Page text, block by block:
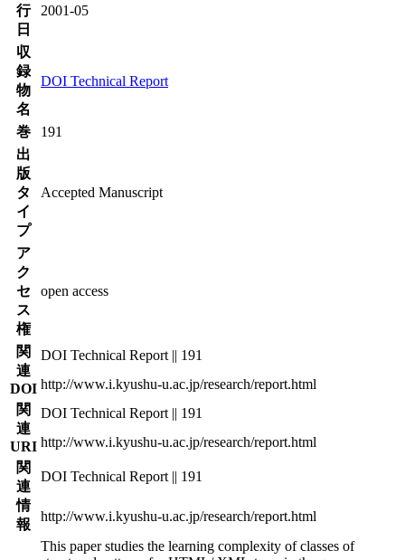
行
日
2001-05
収
録
物
名
DOI Technical Report
巻
191
出
版
タ
イ
プ
Accepted Manuscript
ア
ク
セ
ス
権
open access
関
連
DOI
DOI Technical Report || 191
http://www.i.kyushu-u.ac.jp/research/report.html
関
連
URI
DOI Technical Report || 191
http://www.i.kyushu-u.ac.jp/research/report.html
関
連
情
報
DOI Technical Report || 191
http://www.i.kyushu-u.ac.jp/research/report.html
This paper studies the learning complexity of classes of